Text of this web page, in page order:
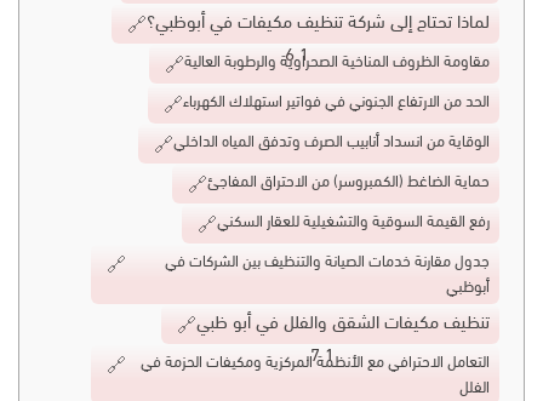
لماذا تحتاج إلى شركة تنظيف مكيفات في أبوظبي؟
مقاومة الظروف المناخية الصحراوية والرطوبة العالية
الحد من الارتفاع الجنوني في فواتير استهلاك الكهرباء
الوقاية من انسداد أنابيب الصرف وتدفق المياه الداخلي
حماية الضاغط (الكمبروسر) من الاحتراق المفاجئ
رفع القيمة السوقية والتشغيلية للعقار السكني
جدول مقارنة خدمات الصيانة والتنظيف بين الشركات في
أبوظبي
تنظيف مكيفات الشقق والفلل في أبو ظبي
التعامل الاحترافي مع الأنظمة المركزية ومكيفات الحزمة في
الفلل